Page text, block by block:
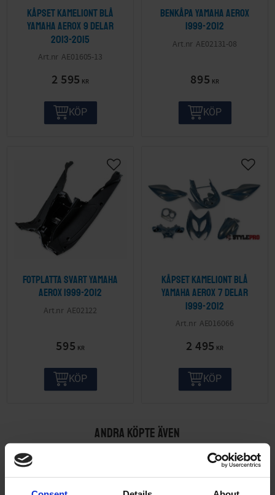
Kåpset Kameliont blå
Yamaha Aerox 9 delar
2013-2015
AE01605-13
2 595 KR
KÖP
Benkåpa Yamaha Aerox
1999-2012
AE02131-08
895 KR
KÖP
Fotplatta Svart Yamaha
Aerox 1999-2012
AE02122
595 KR
KÖP
Kåpset Kameliont Blå
Yamaha Aerox 7 delar
1999-2012
AE016066
2 495 KR
KÖP
ANDRA KÖPTE ÄVEN